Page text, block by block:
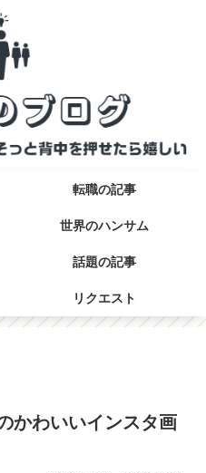
転職の記事
世界のハンサム
話題の記事
リクエスト
かわいいインスタ画